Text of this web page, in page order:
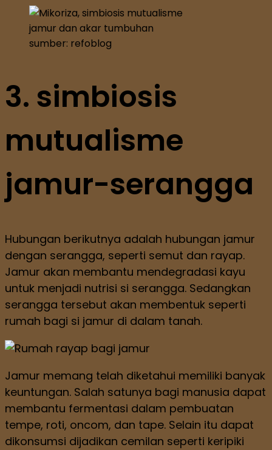
sumber: refoblog
3. simbiosis
mutualisme
jamur-serangga
Hubungan berikutnya adalah hubungan jamur
dengan serangga, seperti semut dan rayap.
Jamur akan membantu mendegradasi kayu
untuk menjadi nutrisi si serangga. Sedangkan
serangga tersebut akan membentuk seperti
rumah bagi si jamur di dalam tanah.
Jamur memang telah diketahui memiliki banyak
keuntungan. Salah satunya bagi manusia dapat
membantu fermentasi dalam pembuatan
tempe, roti, oncom, dan tape. Selain itu dapat
dikonsumsi dijadikan cemilan seperti keripiki